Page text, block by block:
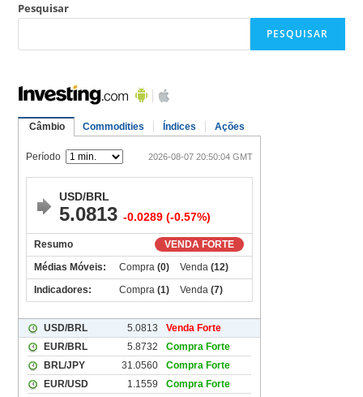
Pesquisar
PESQUISAR